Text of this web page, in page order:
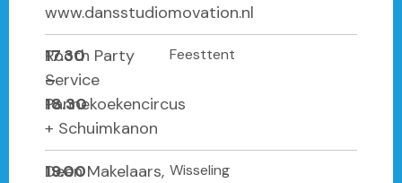
www.dansstudiomovation.nl
17.30
–
18.30
Rooth Party
Service
Pannekoekencircus
+ Schuimkanon
Feesttent
19.00
Deen Makelaars, Wisseling